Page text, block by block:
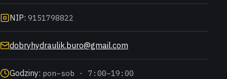
NIP: 9151798822
dobryhydraulik.buro@gmail.com
Godziny: pon–sob · 7:00–19:00